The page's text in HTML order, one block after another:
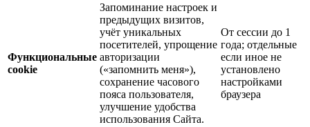
Функциональные
cookie
Запоминание настроек и
предыдущих визитов,
учёт уникальных
посетителей, упрощение
авторизации
(«запомнить меня»),
сохранение часового
пояса пользователя,
улучшение удобства
использования Сайта.
От сессии до 1
года; отдельные
если иное не
установлено
настройками
браузера